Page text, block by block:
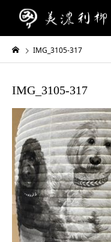
IMG_3105-317
IMG_3105-317